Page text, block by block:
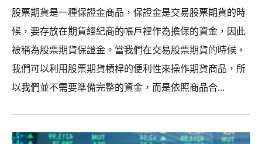
股票期貨是一種保證金商品，保證金是交易股票期貨的時
候，要存放在期貨經紀商的帳戶裡作為擔保的資金，因此
被稱為股票期貨保證金。當我們在交易股票期貨的時候，
我們可以利用股票期貨槓桿的便利性來操作期貨商品，所
以我們並不需要準備完整的資金，而是依照商品合...